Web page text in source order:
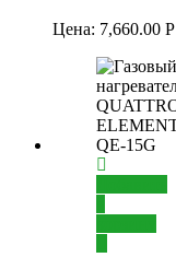
Цена: 7,660.00 Р